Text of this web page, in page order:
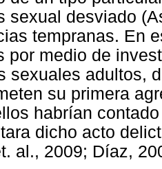
sexual desviado
tempranas. En
por medio de
sexuales adultos,
su primera
habrían
dicho acto
al., 2009; Díaz,